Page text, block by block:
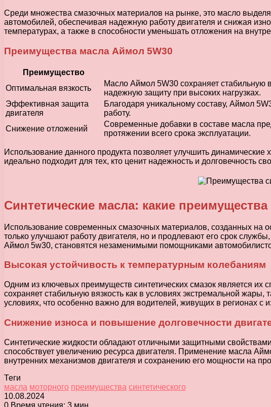
Среди множества смазочных материалов на рынке, это масло
автомобилей, обеспечивая надежную работу двигателя и снижая
температурах, а также в способности уменьшать отложения на
Преимущества масла Аймол 5W30
Преимущество
Оптимальная вязкость
Масло Аймол 5W30 сохраняет стабильную
надежную защиту при высоких нагрузках.
Эффективная защита
двигателя
Благодаря уникальному составу, Аймол
работу.
Снижение отложений
Современные добавки в составе масла
протяжении всего срока эксплуатации.
Использование данного продукта позволяет улучшить
идеально подходит для тех, кто ценит надежность и долговечность
Синтетические масла: какие
Использование современных смазочных материалов, созданных на
только улучшают работу двигателя, но и продлевают его срок
Аймол 5w30, становятся незаменимыми помощниками
Высокая устойчивость к температурным колебаниям
Одним из ключевых преимуществ синтетических смазок является
сохраняет стабильную вязкость как в условиях экстремальной
условиях, что особенно важно для водителей, живущих в регионах с
Снижение износа и повышение долговечности
Синтетические жидкости обладают отличными защитными
способствует увеличению ресурса двигателя. Применение масла
внутренних механизмов двигателя и сохранению его мощности на
Теги
масла моторного преимущества синтетического
10.08.2024
0 Время чтения: 3 мин.